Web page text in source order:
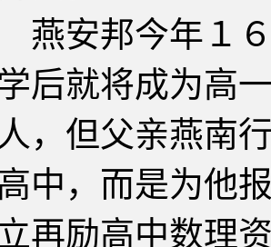
安邦今年１６
后就将成为高
，但父亲燕南
中，而是为他
再励高中数理